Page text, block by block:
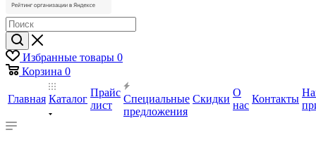
Избранные товары 0
Корзина 0
Главная Каталог
Прайс
лист
Специальные
предложения
Скидки
О
нас
Контакты